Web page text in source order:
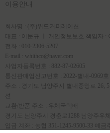
이용안내
회사명 : (주)위드커퍼레이션
대표 : 이문규 ㅣ 개인정보보호 책임자 :
전화 : 010-2306-5207
E-mail : whithco@naver.com
사업자등록번호 : 882-87-02605
통신판매업신고번호 : 2022-별내-0969호
주소 : 경기도 남양주시 별내중앙로 26,
션
교환/반품 주소 : 우체국택배
경기도 남양주시 경춘로1288 남양주우
입금 계좌 : 농협 351-1245-9500-33 예금